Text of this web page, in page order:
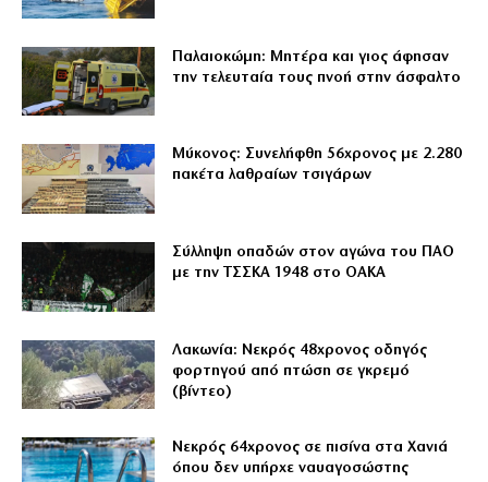
Παλαιοκώμη: Μητέρα και γιος άφησαν
την τελευταία τους πνοή στην άσφαλτο
Μύκονος: Συνελήφθη 56χρονος με 2.280
πακέτα λαθραίων τσιγάρων
Σύλληψη οπαδών στον αγώνα του ΠΑΟ
με την ΤΣΣΚΑ 1948 στο ΟΑΚΑ
Λακωνία: Νεκρός 48χρονος οδηγός
φορτηγού από πτώση σε γκρεμό
(βίντεο)
Νεκρός 64χρονος σε πισίνα στα Χανιά
όπου δεν υπήρχε ναυαγοσώστης